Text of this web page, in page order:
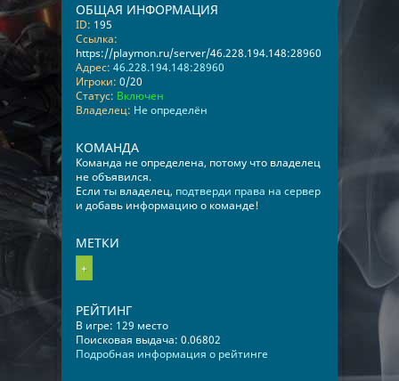
ОБЩАЯ ИНФОРМАЦИЯ
ID: 195
Ссылка:
https://playmon.ru/server/46.228.194.148:28960
Адрес: 46.228.194.148:28960
Игроки: 0/20
Статус: Включен
Владелец: Не определён
КОМАНДА
Команда не определена, потому что владелец
не объявился.
Если ты владелец, подтверди права на сервер
и добавь информацию о команде!
МЕТКИ
+
РЕЙТИНГ
В игре: 129 место
Поисковая выдача: 0.06802
Подробная информация о рейтинге